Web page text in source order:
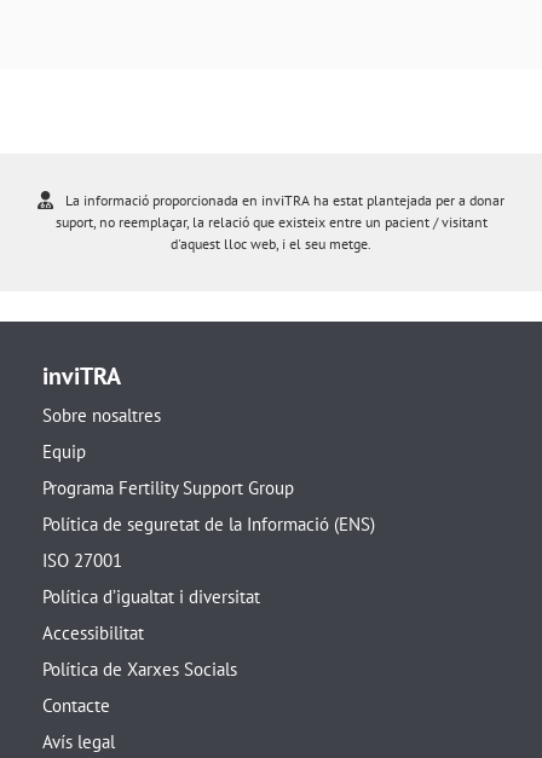
La informació proporcionada en inviTRA ha estat plantejada per a donar
suport, no reemplaçar, la relació que existeix entre un pacient / visitant
d'aquest lloc web, i el seu metge.
inviTRA
Sobre nosaltres
Equip
Programa Fertility Support Group
Política de seguretat de la Informació (ENS)
ISO 27001
Política d’igualtat i diversitat
Accessibilitat
Política de Xarxes Socials
Contacte
Avís legal